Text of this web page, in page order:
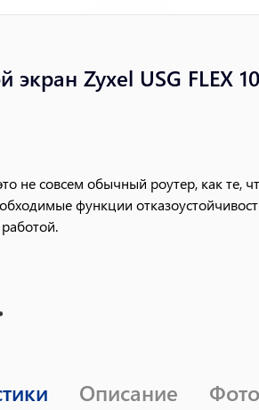
экран Zyxel USG FLEX
не совсем обычный роутер, как те,
функции
Описание Фото